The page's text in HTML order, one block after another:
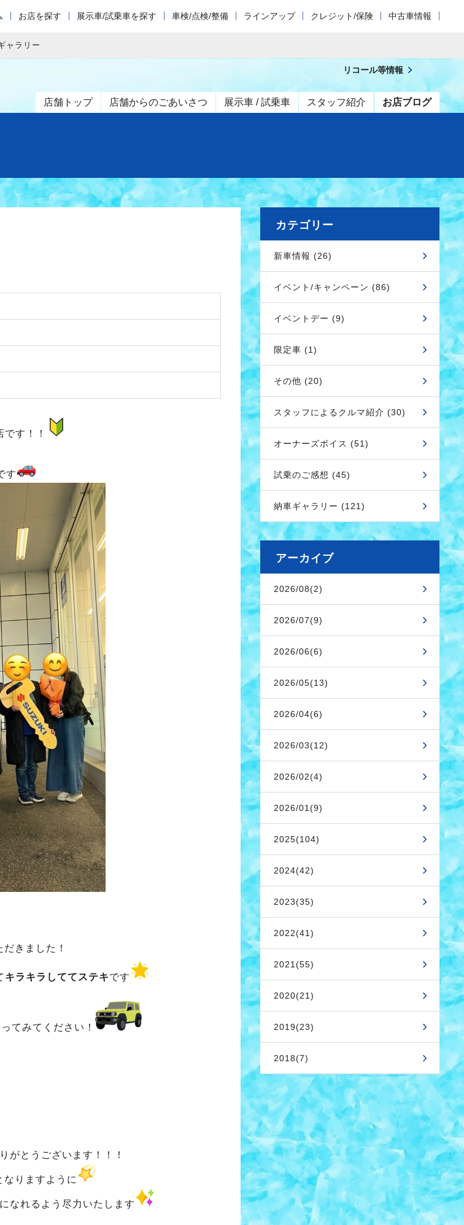
お店を探す 展示車/試乗車を探す 車検/点検/整備 ラインアップ クレジット/保険 中古車情報
ャラリー
店舗トップ 店舗からのごあいさつ 展示車 / 試乗車 スタッフ紹介 お店ブログ
リコール等情報
す！！
す
きました！
キラキラしててステキです
てみてください！
がとうございます！！！
りますように
なれるよう尽力いたします
カテゴリー
新車情報 (26)
イベント/キャンペーン (86)
イベントデー (9)
限定車 (1)
その他 (20)
スタッフによるクルマ紹介 (30)
オーナーズボイス (51)
試乗のご感想 (45)
納車ギャラリー (121)
アーカイブ
2026/08(2)
2026/07(9)
2026/06(6)
2026/05(13)
2026/04(6)
2026/03(12)
2026/02(4)
2026/01(9)
2025(104)
2024(42)
2023(35)
2022(41)
2021(55)
2020(21)
2019(23)
2018(7)